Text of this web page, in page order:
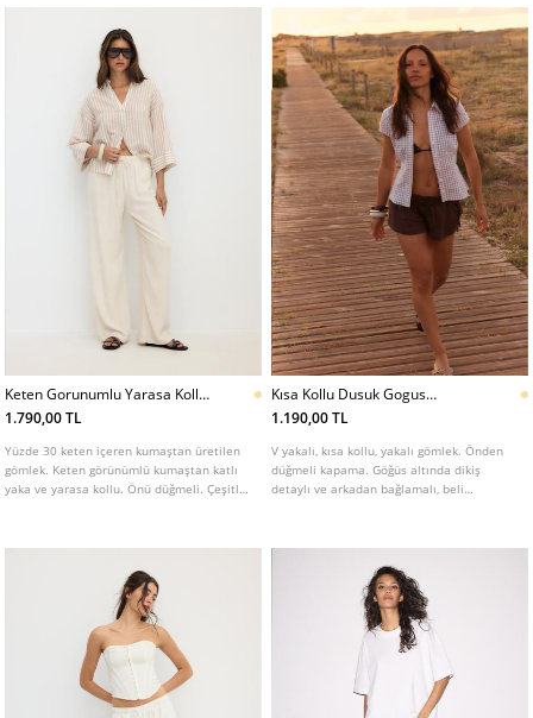
yaka ve kısa kollu. Farklı renklerde
Keten Gorunumlu Yarasa Kollu
Gomlek
1.790,00 TL
Yüzde 30 keten içeren kumaştan üretilen
gömlek. Keten görünümlü kumaştan katlı
yaka ve yarasa kollu. Önü düğmeli. Çeşitli
Kısa Kollu Dusuk Gogus
Kesimli Gomlek
1.190,00 TL
V yakalı, kısa kollu, yakalı gömlek. Önden
düğmeli kapama. Göğüs altında dikiş
detaylı ve arkadan bağlamalı, beli